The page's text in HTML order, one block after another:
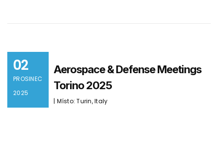
02
PROSINEC
2025
Aerospace & Defense Meetings
Torino 2025
| Místo: Turin, Italy